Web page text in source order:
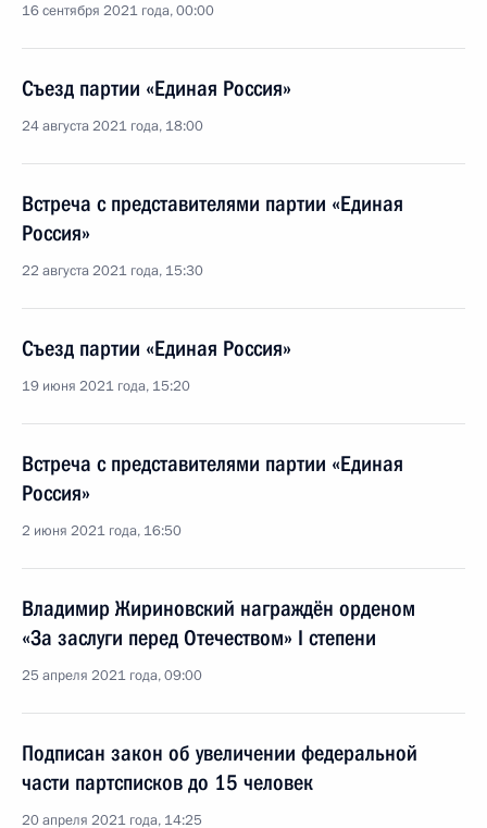
16 сентября 2021 года, 00:00
Съезд партии «Единая Россия»
24 августа 2021 года, 18:00
Встреча с представителями партии «Единая
Россия»
22 августа 2021 года, 15:30
Съезд партии «Единая Россия»
19 июня 2021 года, 15:20
Встреча с представителями партии «Единая
Россия»
2 июня 2021 года, 16:50
Владимир Жириновский награждён орденом
«За заслуги перед Отечеством» I степени
25 апреля 2021 года, 09:00
Подписан закон об увеличении федеральной
части партсписков до 15 человек
20 апреля 2021 года, 14:25